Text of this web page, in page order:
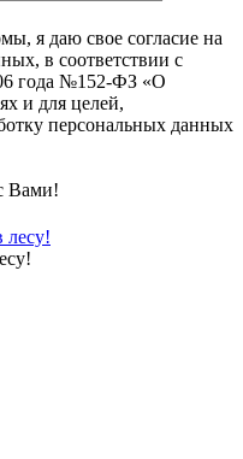
я даю свое согласие на
в соответствии с
года №152-ФЗ «О
и для целей,
персональных данных
Вами!